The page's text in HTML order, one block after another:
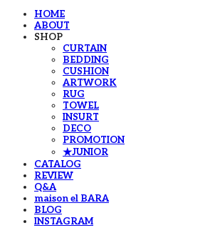
HOME
ABOUT
SHOP
CURTAIN
BEDDING
CUSHION
ARTWORK
RUG
TOWEL
INSURT
DECO
PROMOTION
★JUNIOR
CATALOG
REVIEW
Q&A
maison el BARA
BLOG
INSTAGRAM